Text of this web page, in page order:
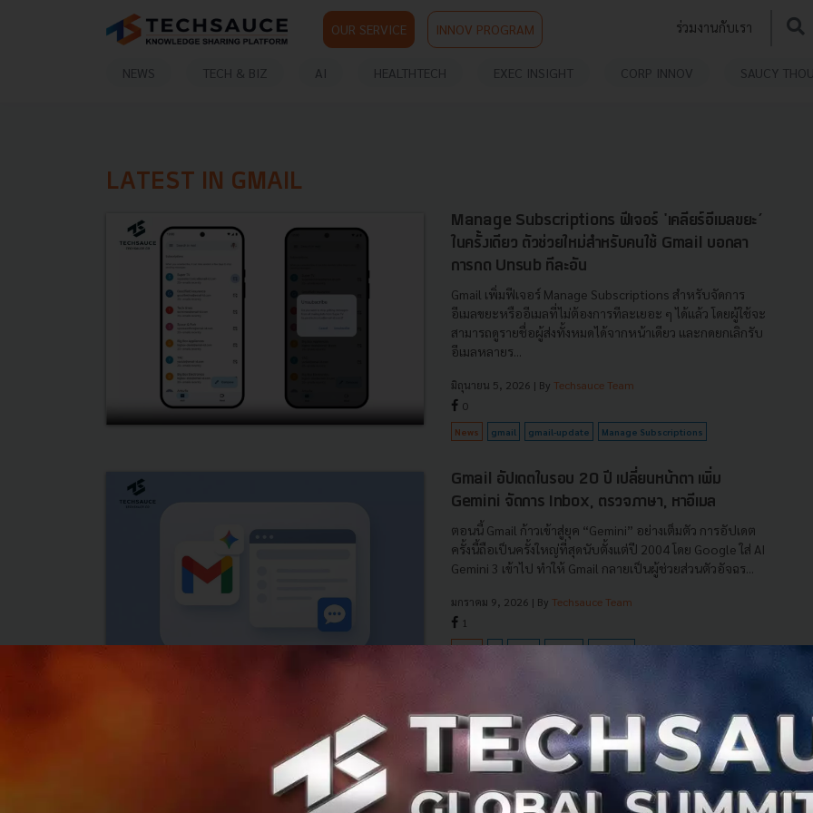
OUR SERVICE INNOV PROGRAM ร่วมงานกับเรา
NEWS TECH & BIZ AI HEALTHTECH EXEC INSIGHT CORP INNOV SAUCY
LATEST IN GMAIL
Manage Subscriptions ฟีเจอร์ 'เคลียร์อีเมลขยะ’
ในครั้งเดียว ตัวช่วยใหม่สำหรับคนใช้ Gmail บอกลา
การกด Unsub ทีละอัน
Gmail เพิ่มฟีเจอร์ Manage Subscriptions สำหรับจัดการ
อีเมลขยะหรืออีเมลที่ไม่ต้องการทีละเยอะ ๆ ได้แล้ว โดยผู้ใช้จะ
สามารถดูรายชื่อผู้ส่งทั้งหมดได้จากหน้าเดียว และกดยกเลิกรับ
อีเมลหลายร...
มิถุนายน 5, 2026 | By Techsauce Team
0
News gmail gmail-update Manage Subscriptions
Gmail อัปเดตในรอบ 20 ปี เปลี่ยนหน้าตา เพิ่ม
Gemini จัดการ Inbox, ตรวจภาษา, หาอีเมล
ตอนนี้ Gmail ก้าวเข้าสู่ยุค “Gemini” อย่างเต็มตัว การอัปเดต
ครั้งนี้ถือเป็นครั้งใหญ่ที่สุดนับตั้งแต่ปี 2004 โดย Google ใส่ AI
Gemini 3 เข้าไป ทำให้ Gmail กลายเป็นผู้ช่วยส่วนตัวอัจฉร...
มกราคม 9, 2026 | By Techsauce Team
1
News ai gmail gemini gemini-3
จบปัญหาชื่ออีเมลน่าอาย! Google เตรียมเปิดฟีเจอร์
ใหม่ เปลี่ยนชื่อ @gmail.com ได้ ไม่ต้องสมัครใหม่
พบข้อมูล Google เตรียมเปิดฟีเจอร์ให้เปลี่ยนชื่ออีเมล
@gmail.com ได้ โดยข้อมูลไม่หาย อีเมลเก่าจะกลายเป็น Alias